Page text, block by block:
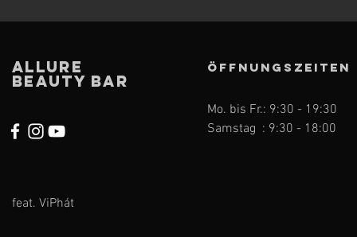
Allure
Beauty Bar
feat. ViPhát
ÖFFNUNGSZEITEN
Mo. bis Fr.: 9:30 - 19:30
Samstag : 9:30 - 18:00